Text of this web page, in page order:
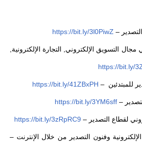
–
التسويق الإلكتروني, التجارة الإلكترونية,
للمبتدئين –
–
لقطاع التصدير –
وفنون التصدير من خلال الإنترنت –